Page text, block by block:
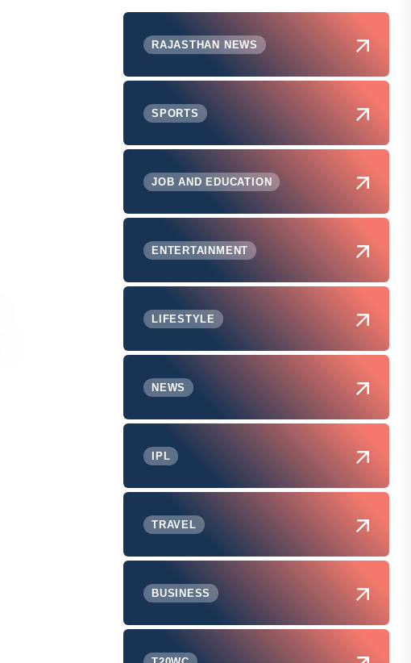
RAJASTHAN NEWS
SPORTS
JOB AND EDUCATION
ENTERTAINMENT
LIFESTYLE
NEWS
IPL
TRAVEL
BUSINESS